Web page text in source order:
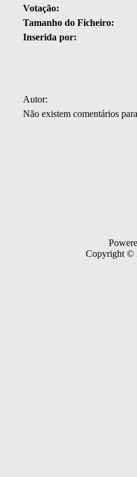
Votação:
Tamanho do Ficheiro:
Inserida por:
Autor:
Não existem comentários
Copyright ©